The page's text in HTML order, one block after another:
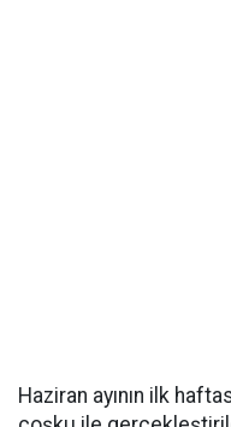
Haziran ayının ilk